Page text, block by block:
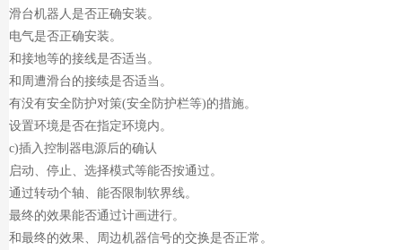
滑台机器人是否正确安装。
电气是否正确安装。
和接地等的接线是否适当。
和周遭滑台的接续是否适当。
有没有安全防护对策(安全防护栏等)的措施。
设置环境是否在指定环境内。
c)插入控制器电源后的确认
启动、停止、选择模式等能否按通过。
通过转动个轴、能否限制软界线。
最终的效果能否通过计画进行。
和最终的效果、周边机器信号的交换是否正常。